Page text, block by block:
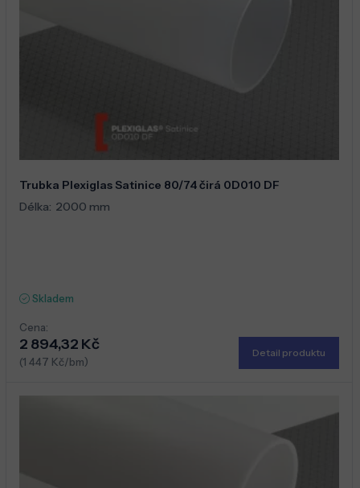
Trubka Plexiglas Satinice 80/74 čirá 0D010 DF
Délka: 2000 mm
Skladem
Cena:
2 894,32 Kč
(1 447 Kč/bm)
Detail produktu